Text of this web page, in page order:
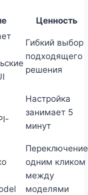
Ценность
Гибкий выбор
подходящего
решения
Настройка
занимает 5
минут
Переключение
одним кликом
между
моделями